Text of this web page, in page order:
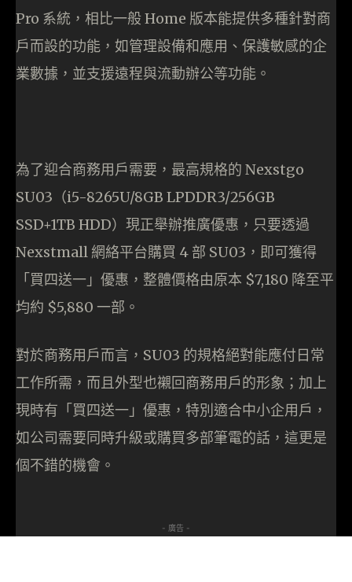
Pro 系統，相比一般 Home 版本能提供多種針對商
戶而設的功能，如管理設備和應用、保護敏感的企
業數據，並支援遠程與流動辦公等功能。
為了迎合商務用戶需要，最高規格的 Nexstgo
SU03（i5-8265U/8GB LPDDR3/256GB
SSD+1TB HDD）現正舉辦推廣優惠，只要透過
Nexstmall 網絡平台購買 4 部 SU03，即可獲得
「買四送一」優惠，整體價格由原本 $7,180 降至平
均約 $5,880 一部。
對於商務用戶而言，SU03 的規格絕對能應付日常
工作所需，而且外型也襯回商務用戶的形象；加上
現時有「買四送一」優惠，特別適合中小企用戶，
如公司需要同時升級或購買多部筆電的話，這更是
個不錯的機會。
- 廣告 -